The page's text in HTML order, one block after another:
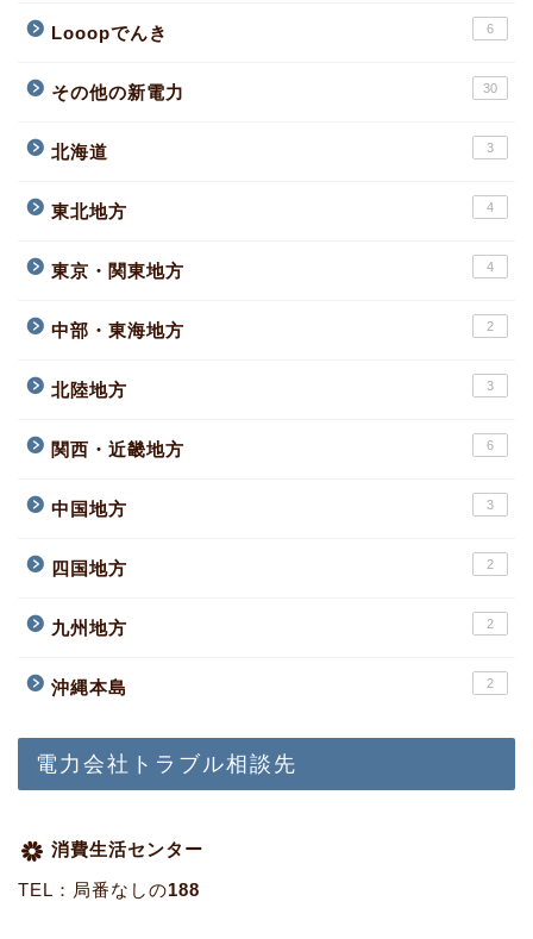
Looopでんき 6
その他の新電力 30
北海道 3
東北地方 4
東京・関東地方 4
中部・東海地方 2
北陸地方 3
関西・近畿地方 6
中国地方 3
四国地方 2
九州地方 2
沖縄本島 2
電力会社トラブル相談先
消費生活センター
TEL：局番なしの188